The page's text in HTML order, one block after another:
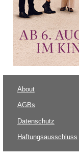
About
AGBs
Datenschutz
Haftungsausschluss